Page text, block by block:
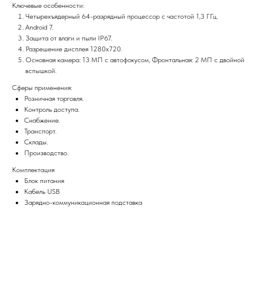
Ключевые особенности:
Четырехъядерный 64-разрядный процессор с частотой 1,3 ГГц.
Android 7.
Защита от влаги и пыли IP67.
Разрешение дисплея 1280х720.
Основная камера: 13 МП с автофокусом, Фронтальная: 2 МП с двойной
вспышкой.
Сферы применения:
Розничная торговля.
Контроль доступа.
Снабжение.
Транспорт.
Склады.
Производство.
Комплектация
Блок питания
Кабель USB
Зарядно-коммуникационная подставка